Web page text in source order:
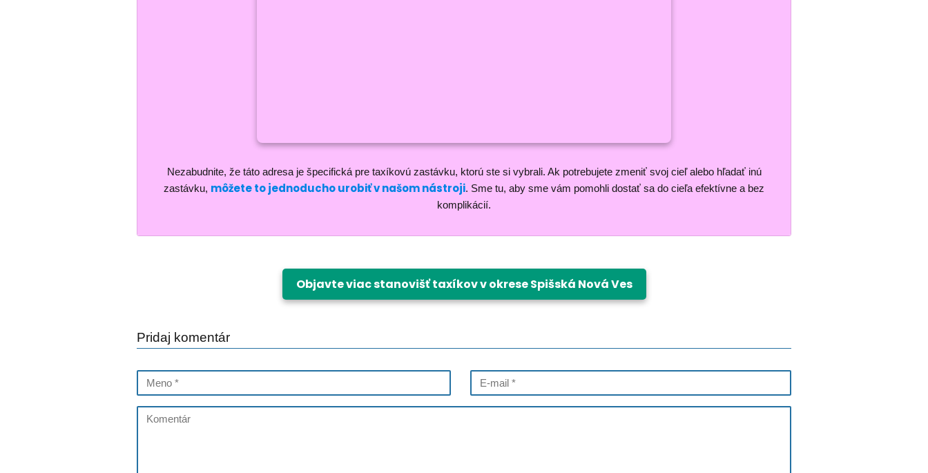
Nezabudnite, že táto adresa je špecifická pre taxíkovú zastávku, ktorú ste si vybrali. Ak potrebujete zmeniť svoj cieľ alebo hľadať inú
zastávku, môžete to jednoducho urobiť v našom nástroji. Sme tu, aby sme vám pomohli dostať sa do cieľa efektívne a bez
komplikácií.
Objavte viac stanovišť taxíkov v okrese Spišská Nová Ves
Pridaj komentár